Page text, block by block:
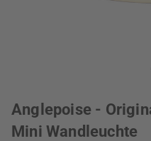
Anglepoise -
Mini Wandleuchte